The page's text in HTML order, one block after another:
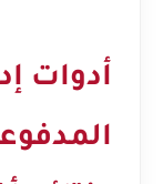
أدوات